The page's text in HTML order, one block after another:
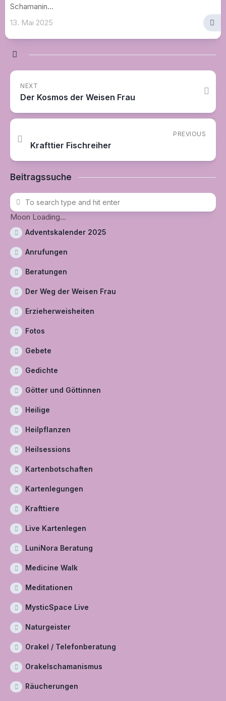
Schamanin...
13. Mai 2025
NEXT
Der Kosmos der Weisen Frau
PREVIOUS
Krafttier Fischreiher
Beitragssuche
Moon Loading...
Adventskalender 2025
Anrufungen
Beratungen
Der Weg der Weisen Frau
Erzieherweisheiten
Fotos
Gebete
Gedichte
Götter und Göttinnen
Heilige
Heilpflanzen
Heilsessions
Kartenbotschaften
Kartenlegungen
Krafttiere
Live Kartenlegen
LuniNora Beratung
Medicine Walk
Meditationen
MysticSpace Live
Naturgeister
Orakel / Telefonberatung
Orakelschamanismus
Räucherungen